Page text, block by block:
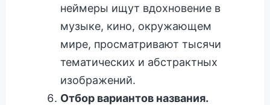
неймеры ищут вдохновение в
музыке, кино, окружающем
мире, просматривают тысячи
тематических и абстрактных
изображений.
Отбор вариантов названия.